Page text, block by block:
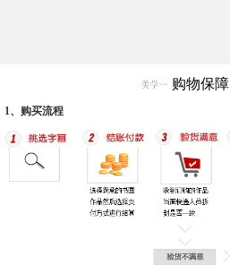
购物保障
1、购买流程